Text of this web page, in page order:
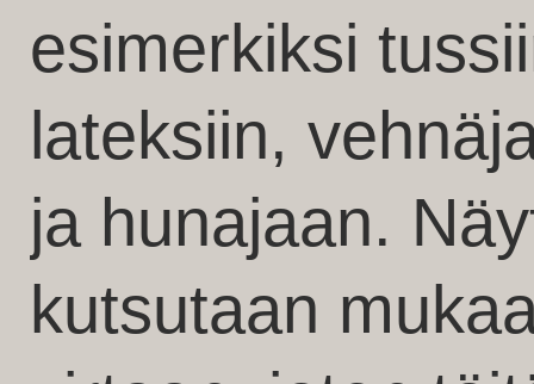
esimerkiksi
lateksiin,
ja hunajaan.
kutsutaan